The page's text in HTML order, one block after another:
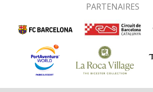
PARTENAIRES